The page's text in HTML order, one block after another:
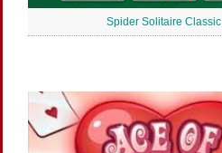
Spider Solitaire Classic